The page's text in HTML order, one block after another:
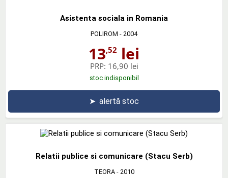
Asistenta sociala in Romania
POLIROM - 2004
13,52 lei
PRP: 16,90 lei
stoc indisponibil
➤ alertă stoc
Relatii publice si comunicare (Stacu Serb)
TEORA- 2010